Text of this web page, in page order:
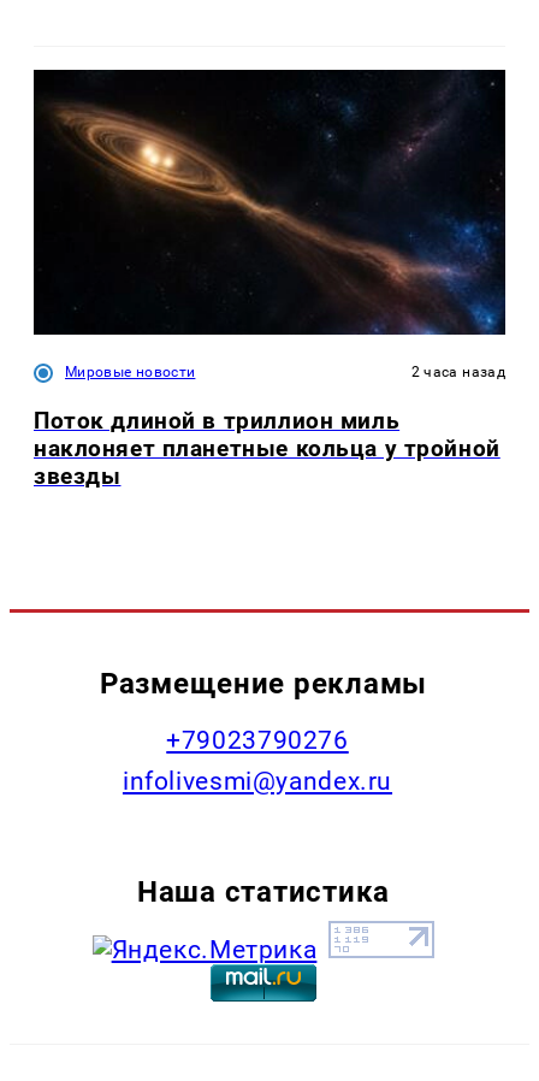
Мировые новости 2 часа назад
Поток длиной в триллион миль
наклоняет планетные кольца у тройной
звезды
Размещение рекламы
+79023790276
infolivesmi@yandex.ru
Наша статистика